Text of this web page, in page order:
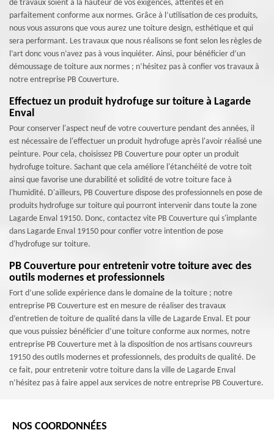
de travaux soient à la hauteur de vos exigences, attentes et en
parfaitement conforme aux normes. Grâce à l’utilisation de ces produits,
nous vous assurons que vous aurez une toiture design, esthétique et qui
sera performant. Les travaux que nous réalisons se font selon les règles de
l’art donc vous n’avez pas à vous inquiéter. Ainsi, pour bénéficier d’un
démoussage de toiture aux normes ; n’hésitez pas à confier vos travaux à
notre entreprise PB Couverture.
Effectuez un produit hydrofuge sur toiture à Lagarde
Enval
Pour conserver l'aspect neuf de votre couverture pendant des années, il
est nécessaire de l'effectuer un produit hydrofuge après l'avoir réalisé une
peinture. Pour cela, choisissez PB Couverture pour opter un produit
hydrofuge toiture. Sachant que cela améliore l'étanchéité de votre toit
ainsi que favorise une durabilité et solidité de votre toiture face à
l'humidité. D'ailleurs, PB Couverture dispose des professionnels en pose de
produits hydrofuge sur toiture qui pourront intervenir dans toute la zone
Lagarde Enval 19150. Donc, contactez vite PB Couverture qui s'implante
dans Lagarde Enval 19150 pour confier votre intention de pose
d'hydrofuge sur toiture.
PB Couverture pour entretenir votre toiture avec des
outils modernes et professionnels
Fort d’une solide expérience dans le domaine de la toiture ; notre
entreprise PB Couverture est en mesure de réaliser des travaux
d’entretien de toiture de qualité dans la ville de Lagarde Enval. Et pour
que vous puissiez bénéficier d’une toiture conforme aux normes, notre
entreprise PB Couverture met à la disposition de nos artisans couvreurs
19150 des outils modernes et professionnels, des produits de qualité. De
ce fait, pour entretenir votre toiture dans la ville de Lagarde Enval
n’hésitez pas à faire appel aux services de notre entreprise PB Couverture.
NOS COORDONNÉES